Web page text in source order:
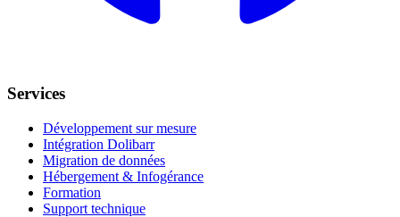
Services
Développement sur mesure
Intégration Dolibarr
Migration de données
Hébergement & Infogérance
Formation
Support technique